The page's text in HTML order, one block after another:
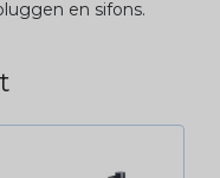
en sifons.